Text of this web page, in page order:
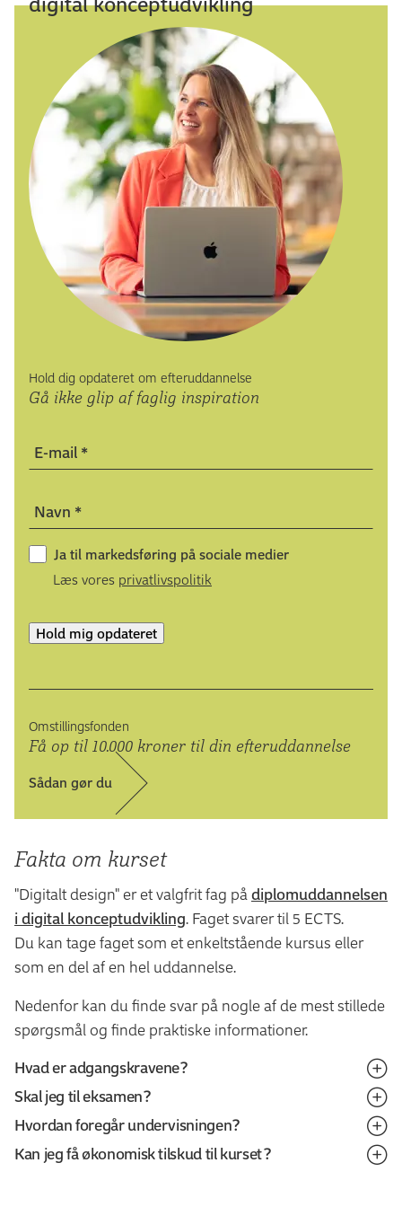
Hold dig opdateret om efteruddannelse
Gå ikke glip af faglig inspiration
E-mail *
Navn *
Ja til markedsføring på sociale medier
Læs vores privatlivspolitik
Hold mig opdateret
Omstillingsfonden
Få op til 10.000 kroner til din efteruddannelse
Sådan gør du
Fakta om kurset
"Digitalt design" er et valgfrit fag på diplomuddannelsen
i digital konceptudvikling. Faget svarer til 5 ECTS.
Du kan tage faget som et enkeltstående kursus eller
som en del af en hel uddannelse.
Nedenfor kan du finde svar på nogle af de mest stillede
spørgsmål og finde praktiske informationer.
Hvad er adgangskravene?
Når du søger om optagelse, skal du uploade
dokumentation for, at du opfylder adgangskravet:
Skal jeg til eksamen?
Ja, du afslutter kurset med en eksamen.
Hvordan foregår undervisningen?
Undervisningen gennemføres som en kombination af
Kan jeg få økonomisk tilskud til kurset?